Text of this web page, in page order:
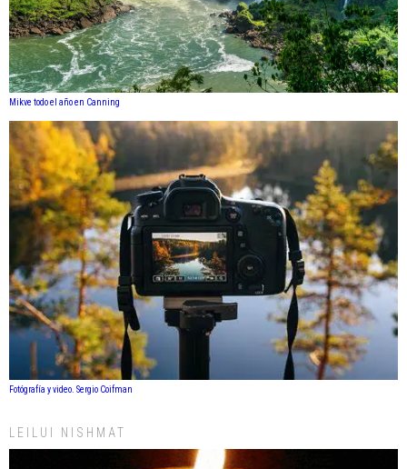
Mikve todo el año en Canning
Fotógrafía y video. Sergio Coifman
LEILUI NISHMAT